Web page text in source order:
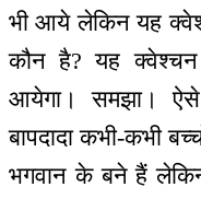
भी आये लेकिन यह
कौन है? यह
आयेगा। समझा। ऐसे
बापदादा कभी-कभी
भगवान के बने हैं